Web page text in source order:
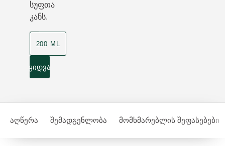
სუფთა
კანს.
200 ML
ყიდვა
აღწერა შემადგენლობა მომხმარებლის შეფასებები